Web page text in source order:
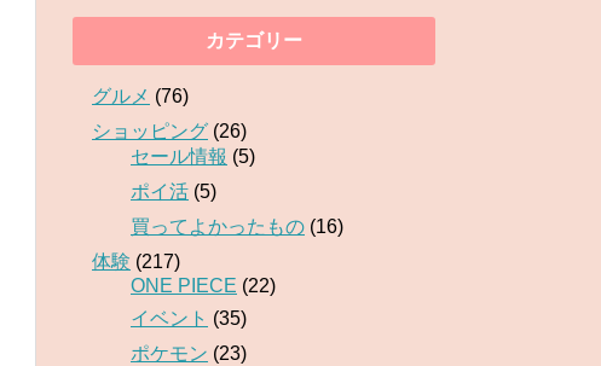
カテゴリー
グルメ (76)
ショッピング (26)
セール情報 (5)
ポイ活 (5)
買ってよかったもの (16)
体験 (217)
ONE PIECE (22)
イベント (35)
ポケモン (23)